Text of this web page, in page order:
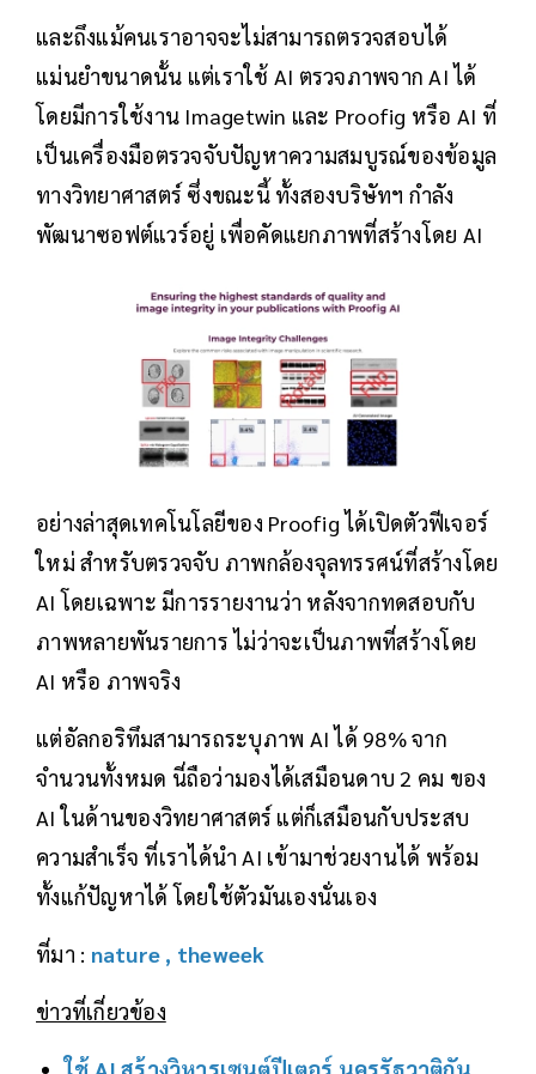
และถึงแม้คนเราอาจจะไม่สามารถตรวจสอบได้
แม่นยำขนาดนั้น แต่เราใช้ AI ตรวจภาพจาก AI ได้
โดยมีการใช้งาน Imagetwin และ Proofig หรือ AI ที่
เป็นเครื่องมือตรวจจับปัญหาความสมบูรณ์ของข้อมูล
ทางวิทยาศาสตร์ ซึ่งขณะนี้ ทั้งสองบริษัทฯ กำลัง
พัฒนาซอฟต์แวร์อยู่ เพื่อคัดแยกภาพที่สร้างโดย AI
อย่างล่าสุดเทคโนโลยีของ Proofig ได้เปิดตัวฟีเจอร์
ใหม่ สำหรับตรวจจับ ภาพกล้องจุลทรรศน์ที่สร้างโดย
AI โดยเฉพาะ มีการรายงานว่า หลังจากทดสอบกับ
ภาพหลายพันรายการ ไม่ว่าจะเป็นภาพที่สร้างโดย
AI หรือ ภาพจริง
แต่อัลกอริทึมสามารถระบุภาพ AI ได้ 98% จาก
จำนวนทั้งหมด นี่ถือว่ามองได้เสมือนดาบ 2 คม ของ
AI ในด้านของวิทยาศาสตร์ แต่ก็เสมือนกับประสบ
ความสำเร็จ ที่เราได้นำ AI เข้ามาช่วยงานได้ พร้อม
ทั้งแก้ปัญหาได้ โดยใช้ตัวมันเองนั่นเอง
ที่มา : nature , theweek
ข่าวที่เกี่ยวข้อง